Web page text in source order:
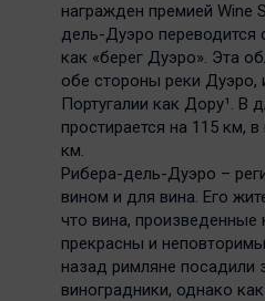
награжден премией Wine
дель-Дуэро переводится
как «берег Дуэро». Эта
обе стороны реки Дуэро,
Португалии как Дору¹. В
простирается на 115 км,
км.
Рибера-дель-Дуэро –
вином и для вина. Его
что вина, произведенные
прекрасны и
назад римляне посадили
виноградники, однако